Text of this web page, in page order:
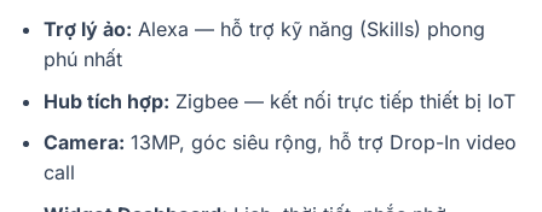
Trợ lý ảo: Alexa — hỗ trợ kỹ năng (Skills) phong
phú nhất
Hub tích hợp: Zigbee — kết nối trực tiếp thiết bị IoT
Camera: 13MP, góc siêu rộng, hỗ trợ Drop-In video
call